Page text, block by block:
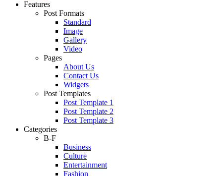
Features
Post Formats
Standard
Image
Gallery
Video
Pages
About Us
Contact Us
Widgets
Post Templates
Post Template 1
Post Template 2
Post Template 3
Categories
B-F
Business
Culture
Entertainment
Fashion